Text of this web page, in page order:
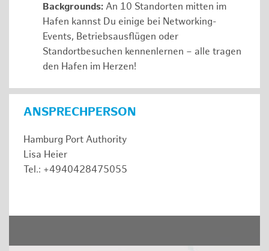
Backgrounds: An 10 Standorten mitten im
Hafen kannst Du einige bei Networking-
Events, Betriebsausflügen oder
Standortbesuchen kennenlernen – alle tragen
den Hafen im Herzen!
ANSPRECHPERSON
Hamburg Port Authority
Lisa Heier
Tel.: +4940428475055